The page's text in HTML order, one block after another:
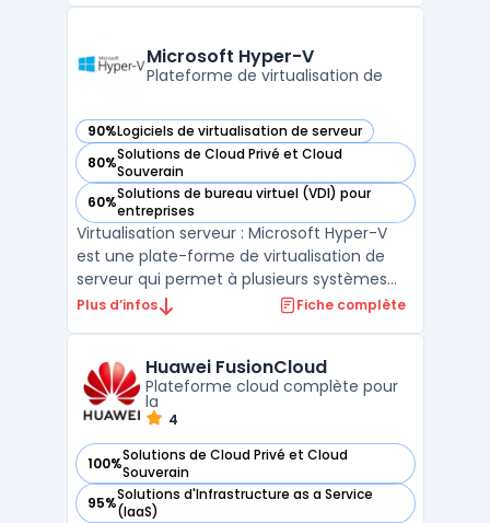
flexibilité, de manière rapide et efficace.
Avec Citrix XenServer, i ...
Microsoft Hyper-V
Plateforme de virtualisation de
90%Logiciels de virtualisation de serveur
— voir Microsoft Hyper-V dans cette catégorie
80%Solutions de Cloud Privé et Cloud
Souverain
— voir Microsoft Hyper-V dans cette catégorie
60%Solutions de bureau virtuel (VDI) pour
entreprises
— voir Microsoft Hyper-V dans cette catégorie
Virtualisation serveur : Microsoft Hyper-V
est une plate-forme de virtualisation de
serveur qui permet à plusieurs systèmes
d'exploitation de s'exécuter sur une seule
d'optimiser l'utilisation du matériel tout en
rédu ...
Plus d’infos Fiche complète
Huawei FusionCloud
Plateforme cloud complète pour
la
4
100%Solutions de Cloud Privé et Cloud
Souverain
— voir Huawei FusionCloud dans cette catégorie
95%Solutions d'Infrastructure as a Service
(IaaS)
— voir Huawei FusionCloud dans cette catégorie